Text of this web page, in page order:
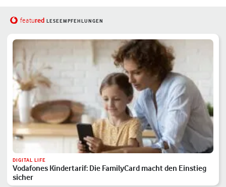
featured LESEEMPFEHLUNGEN
DIGITAL LIFE
Vodafones Kindertarif: Die FamilyCard macht den Einstieg
sicher